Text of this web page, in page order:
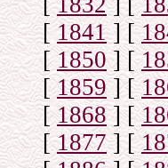
[1841] [
[1850] [
[1859] [
[1868] [
[1877] [